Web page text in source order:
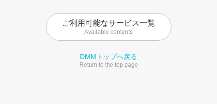
ご利用可能なサービス一覧
Available contents
DMMトップへ戻る
Return to the top page